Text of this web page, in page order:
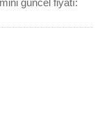
güncel fiyatı: